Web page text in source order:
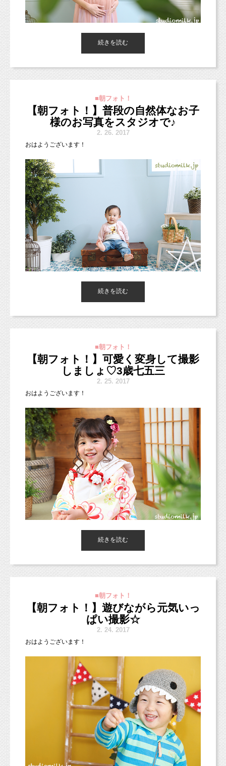
どんどん受け継いで着ていけるお着物は素敵ですね。
帯や半襟などの小物を今のものに変えるだけでも
だいぶ雰囲気も変わりますよ！
ぜひ、ハタチという節目のお写真を残しましょうね♪
本日の朝フォト！はこちらのマタニティさんのお写真です♪
レースでお腹が隠れているので、
オススメのお衣装ですよ(^○^)
続きを読む
■朝フォト！
【朝フォト！】普段の自然体なお子
様のお写真をスタジオで♪
2. 26. 2017
おはようございます！
本日ご紹介するのは、こちらの1歳の女の子！
グリーンをたくさん入れた爽やかな背景で撮影しました！
背景やお洋服を変えて撮影ができるので、
それぞれ背景の色味やお洋服の雰囲気を変えると
お写真のレパートリーが増え、
アルバムなどにするとより見応えがあると思います♪
続きを読む
■朝フォト！
【朝フォト！】可愛く変身して撮影
しましょ♡3歳七五三
2. 25. 2017
おはようございます！
本日の朝フォト！は、3歳七五三のお写真。
また違った雰囲気になりますよ(^ ^)
今回はあえて崩しすぎずにツノっぽくしてみました！
1パターン目にお着物で七五三のお写真を残して、
2パターン目お洋服に着替えての撮影にしても、
どちらでも合うヘアスタイルですね♪
7歳の七五三はちょっぴり大人っぽく、
アルバムなどを見比べた時に
より成長を感じられるかもしれませんね！
続きを読む
■朝フォト！
【朝フォト！】遊びながら元気いっ
ぱい撮影☆
2. 24. 2017
おはようございます！